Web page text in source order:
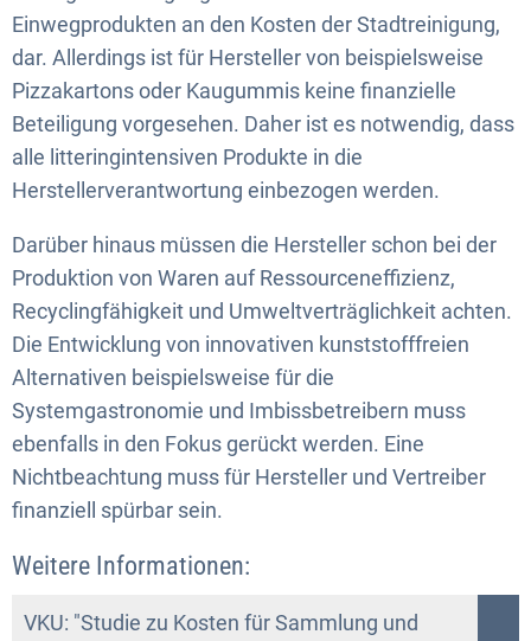
Einwegprodukten an den Kosten der Stadtreinigung,
dar. Allerdings ist für Hersteller von beispielsweise
Pizzakartons oder Kaugummis keine finanzielle
Beteiligung vorgesehen. Daher ist es notwendig, dass
alle litteringintensiven Produkte in die
Herstellerverantwortung einbezogen werden.
Darüber hinaus müssen die Hersteller schon bei der
Produktion von Waren auf Ressourceneffizienz,
Recyclingfähigkeit und Umweltverträglichkeit achten.
Die Entwicklung von innovativen kunststofffreien
Alternativen beispielsweise für die
Systemgastronomie und Imbissbetreibern muss
ebenfalls in den Fokus gerückt werden. Eine
Nichtbeachtung muss für Hersteller und Vertreiber
finanziell spürbar sein.
Weitere Informationen:
VKU: "Studie zu Kosten für Sammlung und